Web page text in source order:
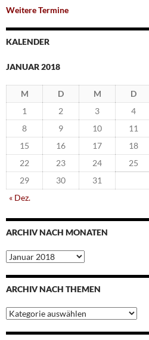
Weitere Termine
KALENDER
JANUAR 2018
M D M D
1
2 3 4
8
9 10 11
15
16 17 18
22
23 24 25
29
30
31
« Dez.
ARCHIV NACH MONATEN
Archiv
nach
Monaten
ARCHIV NACH THEMEN
Archiv
nach
Themen